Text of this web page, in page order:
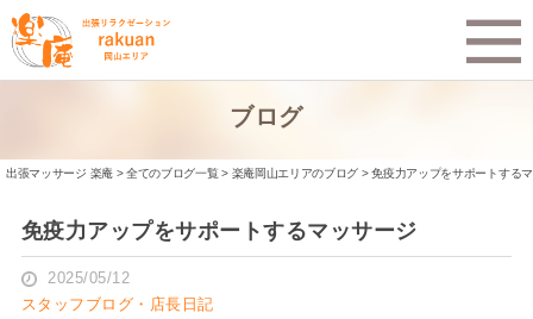
ブログ
出張マッサージ 楽庵>全てのブログ一覧> 楽庵岡山エリアのブログ >免疫力アップをサポートする
免疫力アップをサポートするマッサージ
2025/05/12
スタッフブログ・店長日記